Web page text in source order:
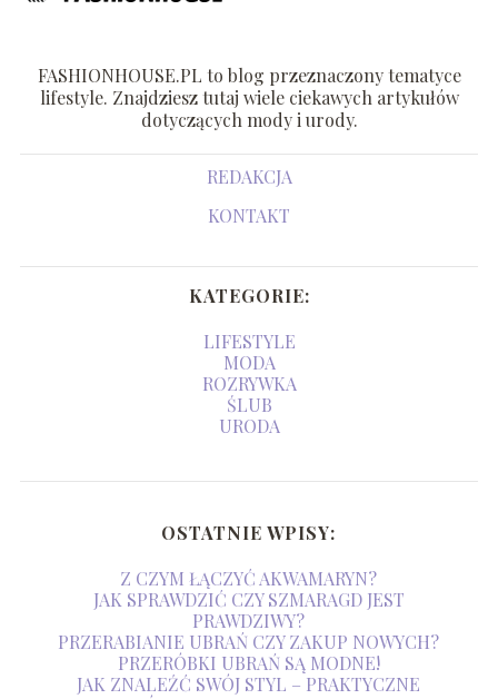
FASHIONHOUSE.PL to blog przeznaczony tematyce
lifestyle. Znajdziesz tutaj wiele ciekawych artykułów
dotyczących mody i urody.
REDAKCJA
KONTAKT
KATEGORIE:
LIFESTYLE
MODA
ROZRYWKA
ŚLUB
URODA
OSTATNIE WPISY:
Z CZYM ŁĄCZYĆ AKWAMARYN?
JAK SPRAWDZIĆ CZY SZMARAGD JEST
PRAWDZIWY?
PRZERABIANIE UBRAŃ CZY ZAKUP NOWYCH?
PRZERÓBKI UBRAŃ SĄ MODNE!
JAK ZNALEŹĆ SWÓJ STYL – PRAKTYCZNE